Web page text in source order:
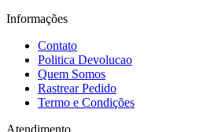
Informações
Contato
Politica Devolucao
Quem Somos
Rastrear Pedido
Termo e Condições
Atendimento